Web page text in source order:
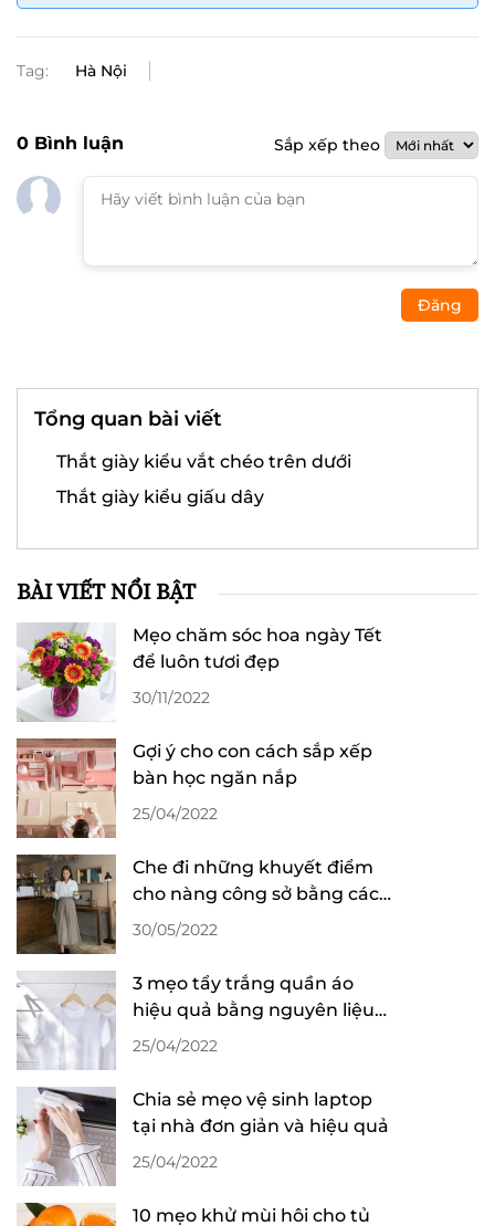
Tag: Hà Nội
0 Bình luận Sắp xếp theo
Đăng
Tổng quan bài viết
Thắt giày kiểu vắt chéo trên dưới
Thắt giày kiểu giấu dây
BÀI VIẾT NỔI BẬT
Mẹo chăm sóc hoa ngày Tết
để luôn tươi đẹp
30/11/2022
Gợi ý cho con cách sắp xếp
bàn học ngăn nắp
25/04/2022
Che đi những khuyết điểm
cho nàng công sở bằng cách
phối đồ thông minh
30/05/2022
3 mẹo tẩy trắng quần áo
hiệu quả bằng nguyên liệu
sẵn có trong nhà
25/04/2022
Chia sẻ mẹo vệ sinh laptop
tại nhà đơn giản và hiệu quả
25/04/2022
10 mẹo khử mùi hôi cho tủ